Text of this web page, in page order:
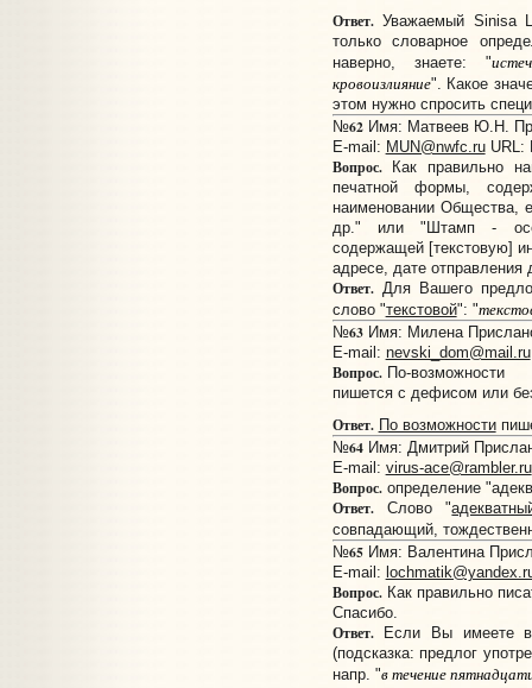
Ответ.Уважаемый Sinisa
только словарное
наверно, знаете: "
кровоизлияние". Какое
этом нужно спросить
№62Имя: Матвеев Ю.Н.
E-mail: MUN@nwfc.ruURL:
Вопрос.Как правильно
печатной формы,
наименовании Общества,
др." или "Штамп -
содержащей [текстовую]
адресе, дате отправления
Ответ.Для Вашего
слово "текстовой": "
№63Имя: Милена
E-mail: nevski_dom@mail.ru
Вопрос.По-возможности
пишется с дефисом или
Ответ. По возможности
№64Имя: Дмитрий
E-mail: virus-ace@rambler.ru
Вопрос.определение
Ответ.Слово "
совпадающий,
№65Имя: Валентина
E-mail:
Вопрос.Как правильно
Спасибо.
Ответ.Если Вы имеете в
(подсказка: предлог
напр. "в течение